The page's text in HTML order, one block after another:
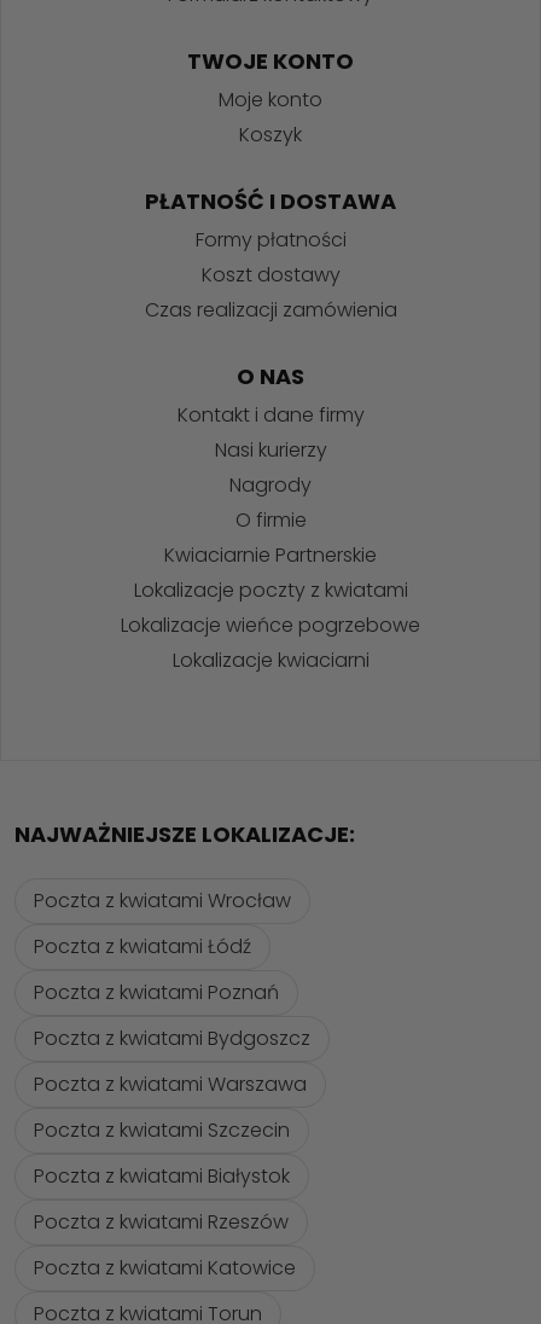
TWOJE KONTO
Moje konto
Koszyk
PŁATNOŚĆ I DOSTAWA
Formy płatności
Koszt dostawy
Czas realizacji zamówienia
O NAS
Kontakt i dane firmy
Nasi kurierzy
Nagrody
O firmie
Kwiaciarnie Partnerskie
Lokalizacje poczty z kwiatami
Lokalizacje wieńce pogrzebowe
Lokalizacje kwiaciarni
NAJWAŻNIEJSZE LOKALIZACJE:
Poczta z kwiatami Wrocław
Poczta z kwiatami Łódź
Poczta z kwiatami Poznań
Poczta z kwiatami Bydgoszcz
Poczta z kwiatami Warszawa
Poczta z kwiatami Szczecin
Poczta z kwiatami Białystok
Poczta z kwiatami Rzeszów
Poczta z kwiatami Katowice
Poczta z kwiatami Torun